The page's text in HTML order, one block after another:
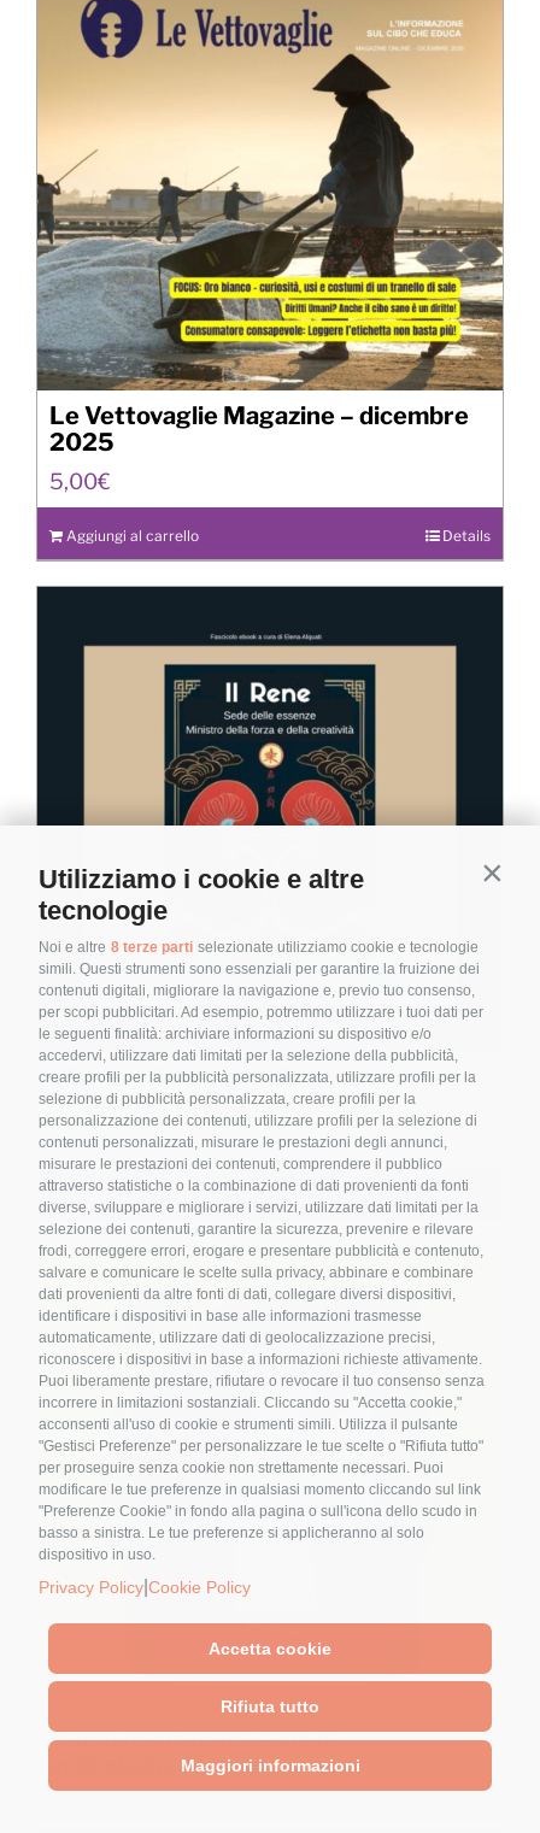
Utilizziamo i cookie e altre
tecnologie
Noi e altre 8 terze parti selezionate utilizziamo cookie e tecnologie
simili. Questi strumenti sono essenziali per garantire la fruizione dei
contenuti digitali, migliorare la navigazione e, previo tuo consenso,
per scopi pubblicitari. Ad esempio, potremmo utilizzare i tuoi dati per
le seguenti finalità: archiviare informazioni su dispositivo e/o
accedervi, utilizzare dati limitati per la selezione della pubblicità,
creare profili per la pubblicità personalizzata, utilizzare profili per la
selezione di pubblicità personalizzata, creare profili per la
personalizzazione dei contenuti, utilizzare profili per la selezione di
contenuti personalizzati, misurare le prestazioni degli annunci,
misurare le prestazioni dei contenuti, comprendere il pubblico
attraverso statistiche o la combinazione di dati provenienti da fonti
diverse, sviluppare e migliorare i servizi, utilizzare dati limitati per la
selezione dei contenuti, garantire la sicurezza, prevenire e rilevare
frodi, correggere errori, erogare e presentare pubblicità e contenuto,
salvare e comunicare le scelte sulla privacy, abbinare e combinare
dati provenienti da altre fonti di dati, collegare diversi dispositivi,
identificare i dispositivi in base alle informazioni trasmesse
automaticamente, utilizzare dati di geolocalizzazione precisi,
riconoscere i dispositivi in base a informazioni richieste attivamente.
Puoi liberamente prestare, rifiutare o revocare il tuo consenso senza
incorrere in limitazioni sostanziali. Cliccando su "Accetta cookie,"
acconsenti all'uso di cookie e strumenti simili. Utilizza il pulsante
"Gestisci Preferenze" per personalizzare le tue scelte o "Rifiuta tutto"
per proseguire senza cookie non strettamente necessari. Puoi
modificare le tue preferenze in qualsiasi momento cliccando sul link
"Preferenze Cookie" in fondo alla pagina o sull'icona dello scudo in
basso a sinistra. Le tue preferenze si applicheranno al solo
dispositivo in uso.
Privacy Policy Cookie Policy
Accetta cookie
Rifiuta tutto
Maggiori informazioni
Le Vettovaglie Magazine – dicembre
2025
5,00€
Aggiungi al carrello Details
Il Rene – Sede delle Essenze, Ministro
della forza e della creatività
5,00€
Aggiungi al carrello Details
Come mantenere sane le
articolazioni?
Nome *
Email*
Cliccando sul tasto "Iscriviti" dichiari di
accettare, aver letto e compreso
sulla Privacy